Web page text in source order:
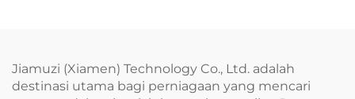
Jiamuzi (Xiamen) Technology Co., Ltd. adalah
destinasi utama bagi perniagaan yang mencari